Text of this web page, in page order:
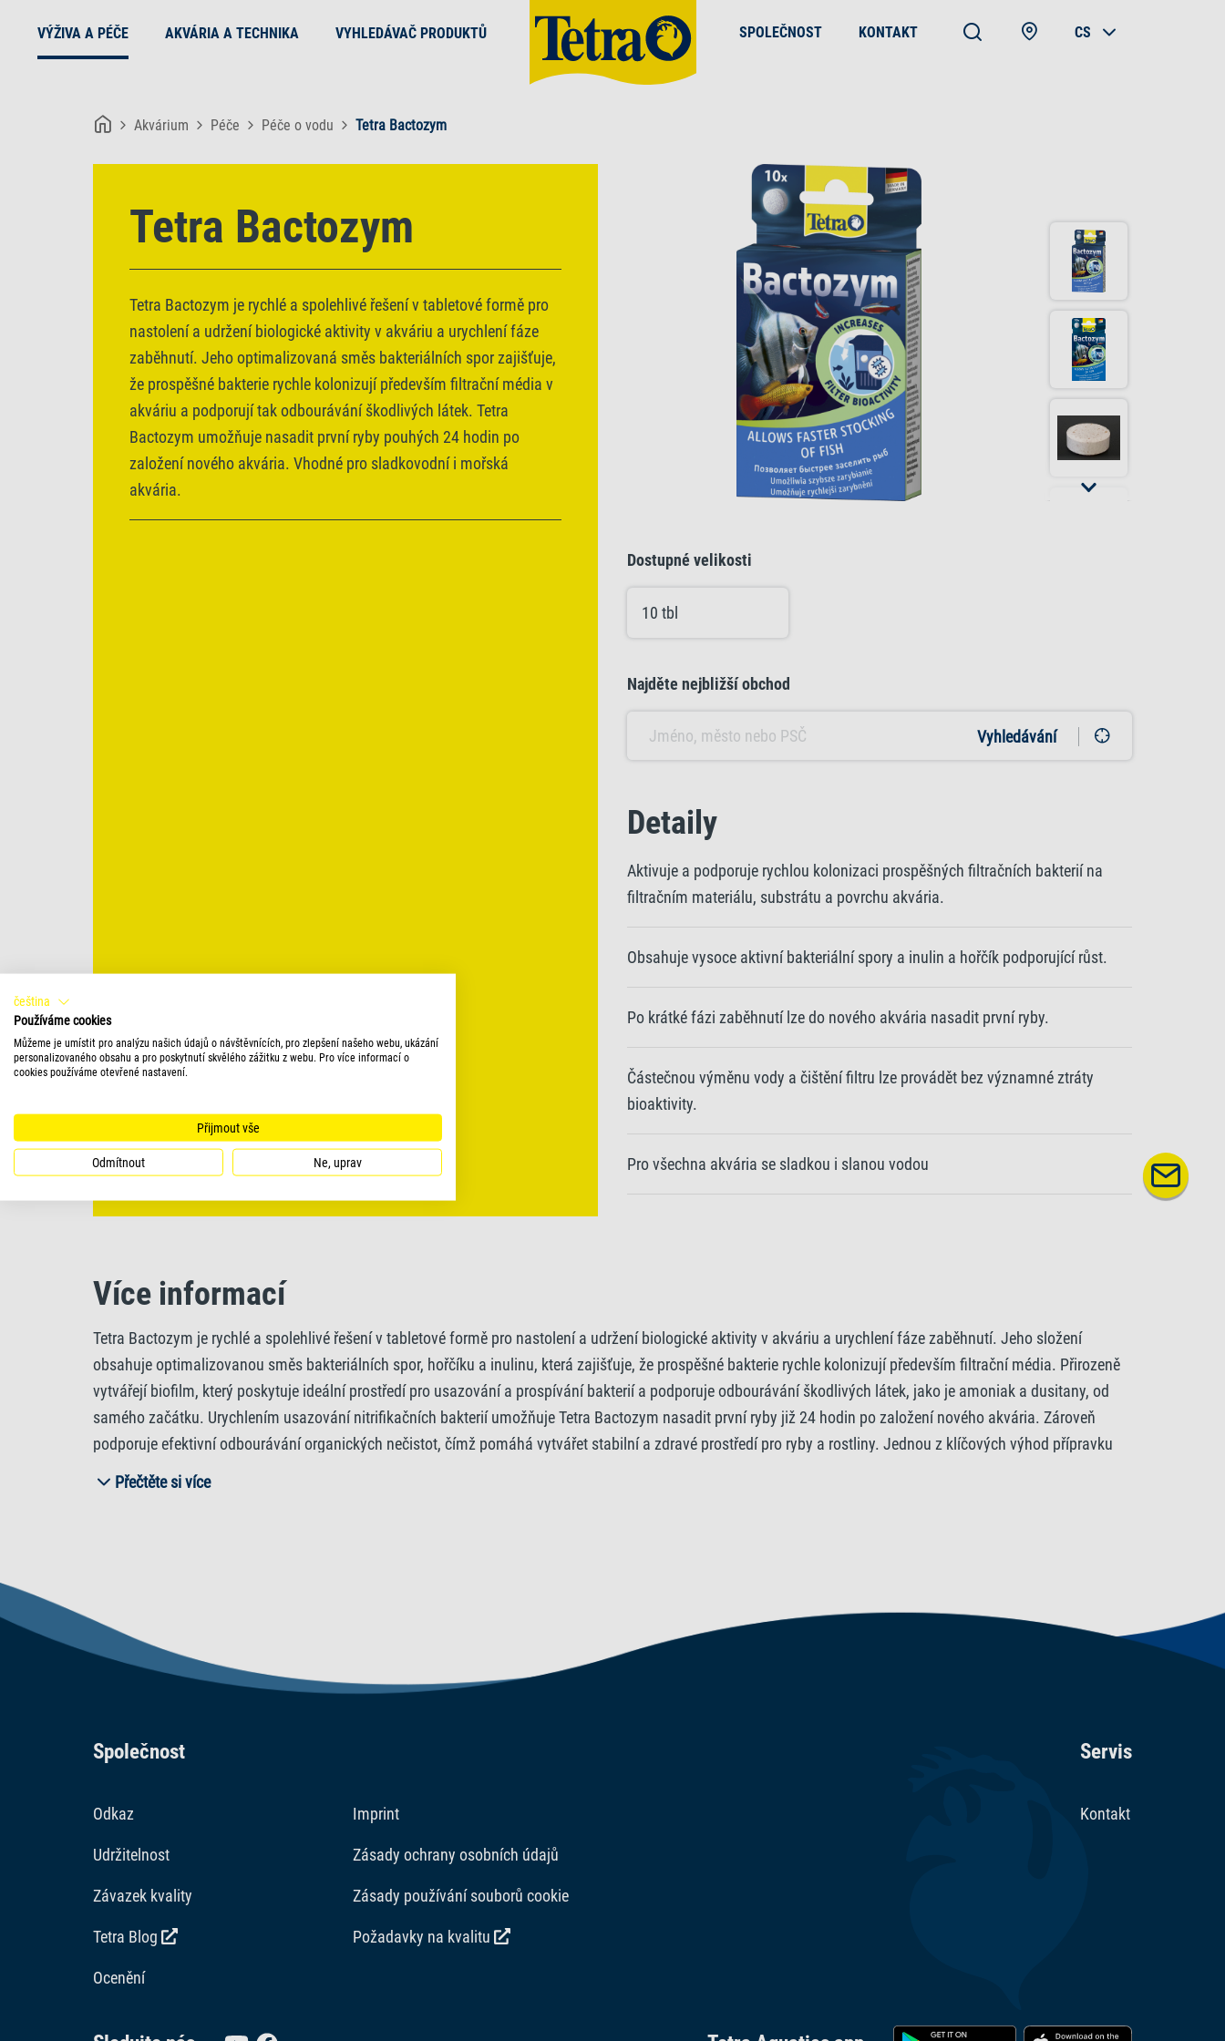
VÝŽIVA A PÉČE AKVÁRIA A TECHNIKA VYHLEDÁVAČ PRODUKTŮ SPOLEČNOST KONTAKT CS
Akvárium Péče Péče o vodu Tetra Bactozym
Tetra Bactozym
Tetra Bactozym je rychlé a spolehlivé řešení v tabletové formě pro
nastolení a udržení biologické aktivity v akváriu a urychlení fáze
zaběhnutí. Jeho optimalizovaná směs bakteriálních spor zajišťuje,
že prospěšné bakterie rychle kolonizují především filtrační média v
akváriu a podporují tak odbourávání škodlivých látek. Tetra
Bactozym umožňuje nasadit první ryby pouhých 24 hodin po
založení nového akvária. Vhodné pro sladkovodní i mořská
akvária.
Dostupné velikosti
10 tbl
Najděte nejbližší obchod
Vyhledávání
Detaily
Aktivuje a podporuje rychlou kolonizaci prospěšných filtračních bakterií na
filtračním materiálu, substrátu a povrchu akvária.
Obsahuje vysoce aktivní bakteriální spory a inulin a hořčík podporující růst.
Po krátké fázi zaběhnutí lze do nového akvária nasadit první ryby.
Částečnou výměnu vody a čištění filtru lze provádět bez významné ztráty
bioaktivity.
Pro všechna akvária se sladkou i slanou vodou
Více informací
Tetra Bactozym je rychlé a spolehlivé řešení v tabletové formě pro nastolení a udržení biologické aktivity v akváriu a urychlení fáze zaběhnutí. Jeho složení
obsahuje optimalizovanou směs bakteriálních spor, hořčíku a inulinu, která zajišťuje, že prospěšné bakterie rychle kolonizují především filtrační média. Přirozeně
vytvářejí biofilm, který poskytuje ideální prostředí pro usazování a prospívání bakterií a podporuje odbourávání škodlivých látek, jako je amoniak a dusitany, od
samého začátku. Urychlením usazování nitrifikačních bakterií umožňuje Tetra Bactozym nasadit první ryby již 24 hodin po založení nového akvária. Zároveň
podporuje efektivní odbourávání organických nečistot, čímž pomáhá vytvářet stabilní a zdravé prostředí pro ryby a rostliny. Jednou z klíčových výhod přípravku
Tetra Bactozym je, že esenciální bioaktivita zůstává zachována i po vyčištění filtru, částečné výměně vody nebo léčbě léky, což znamená, že můžete provádět
Přečtěte si více
Společnost
Odkaz Imprint
Udržitelnost Zásady ochrany osobních údajů
Závazek kvality Zásady používání souborů cookie
Tetra Blog Požadavky na kvalitu
Ocenění
Servis
Kontakt
čeština
Používáme cookies
Můžeme je umístit pro analýzu našich údajů o návštěvnících, pro zlepšení našeho webu, ukázání
personalizovaného obsahu a pro poskytnutí skvělého zážitku z webu. Pro více informací o
cookies používáme otevřené nastavení.
Přijmout vše
Odmítnout Ne, uprav